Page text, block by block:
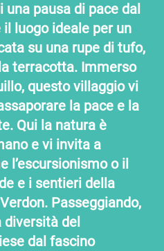
pausa di pace dal
luogo ideale per un
su una rupe di tufo,
terracotta. Immerso
questo villaggio vi
la pace e la
Qui la natura è
e vi invita a
l’escursionismo o il
e i sentieri della
Passeggiando,
del
dal fascino